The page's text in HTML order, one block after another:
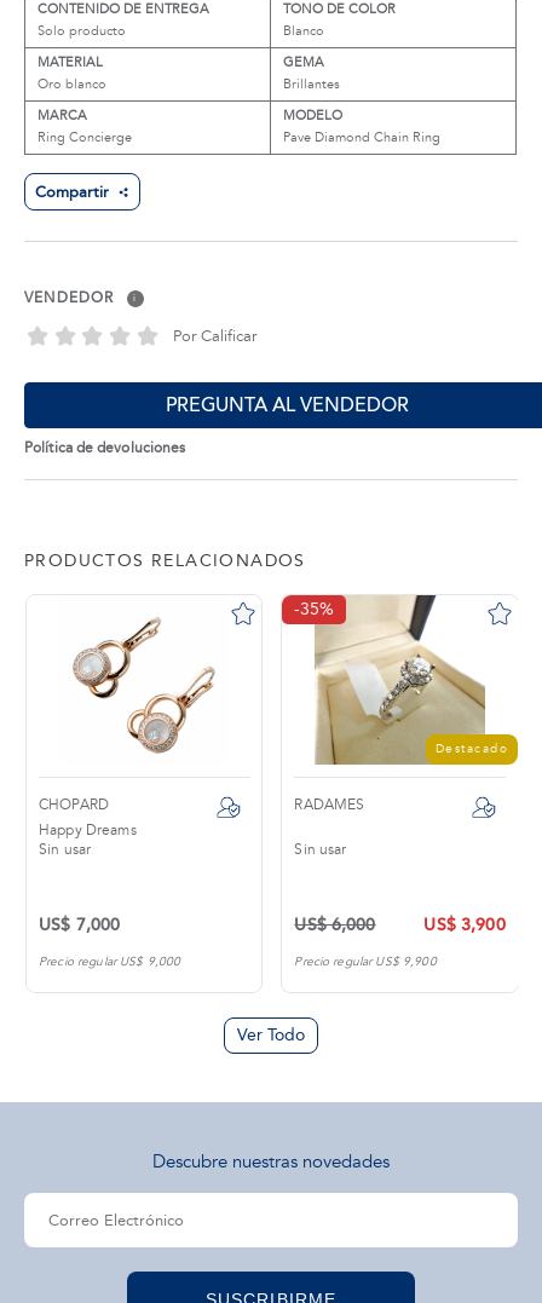
CONTENIDO DE ENTREGA
Solo producto
TONO DE COLOR
Blanco
MATERIAL
Oro blanco
GEMA
Brillantes
MARCA
Ring Concierge
MODELO
Pave Diamond Chain Ring
Compartir
VENDEDOR i
Por Calificar
PREGUNTA AL VENDEDOR
Política de devoluciones
PRODUCTOS RELACIONADOS
CHOPARD
Happy Dreams
Sin usar
US$ 7,000
Precio regular US$ 9,000
-35%
Destacado
RADAMES
Sin usar
US$ 6,000 US$ 3,900
Precio regular US$ 9,900
Ver Todo
Descubre nuestras novedades
SUSCRIBIRME